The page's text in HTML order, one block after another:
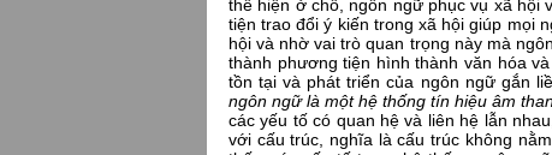
thể hiện ở chỗ, ngôn ngữ phục vụ xã
tiện trao đổi ý kiến trong xã hội giúp mọi
hội và nhờ vai trò quan trọng này mà
thành phương tiện hình thành văn hóa
tồn tại và phát triển của ngôn ngữ gắn
ngôn ngữ là một hệ thống tín hiệu âm
các yếu tố có quan hệ và liên hệ lẫn
với cấu trúc, nghĩa là cấu trúc không